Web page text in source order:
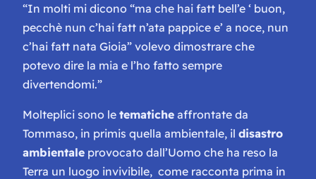
“In molti mi dicono “ma che hai fatt bell’e ‘ buon,
pecchè nun c’hai fatt n’ata pappice e’ a noce, nun
c’hai fatt nata Gioia” volevo dimostrare che
potevo dire la mia e l’ho fatto sempre
divertendomi.”
Molteplici sono le tematiche affrontate da
Tommaso, in primis quella ambientale, il disastro
ambientale provocato dall’Uomo che ha reso la
Terra un luogo invivibile, come racconta prima in